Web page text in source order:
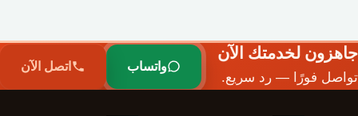
جاهزون لخدمتك الآن
تواصل فورًا — رد سريع.
واتساب اتصل الآن